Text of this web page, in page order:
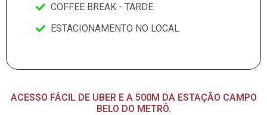
COFFEE BREAK - TARDE
ESTACIONAMENTO NO LOCAL
ACESSO FÁCIL DE UBER E A 500M DA ESTAÇÃO CAMPO
BELO DO METRÔ.